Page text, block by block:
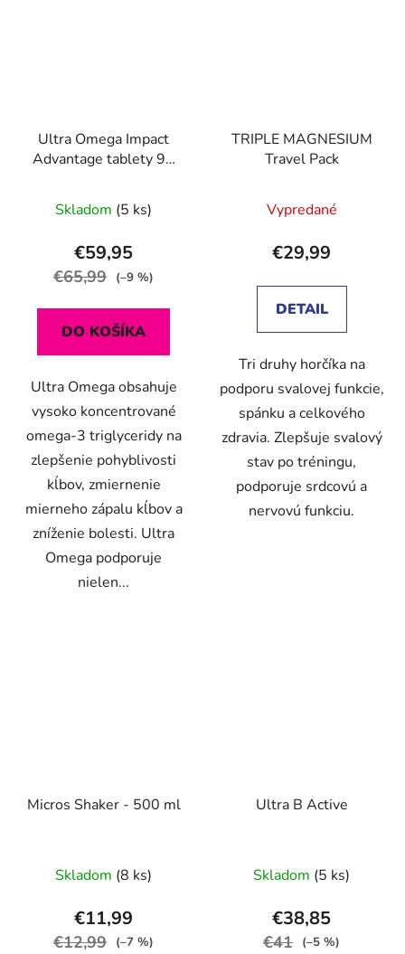
Ultra Omega Impact
Advantage tablety 90
Skladom (5 ks)
€59,95
€65,99 (–9 %)
DO KOŠÍKA
Ultra Omega obsahuje
vysoko koncentrované
omega-3 triglyceridy na
zlepšenie pohyblivosti
kĺbov, zmiernenie
mierneho zápalu kĺbov a
zníženie bolesti. Ultra
Omega podporuje
nielen...
TRIPLE MAGNESIUM
Travel Pack
Vypredané
€29,99
DETAIL
Tri druhy horčíka na
podporu svalovej funkcie,
spánku a celkového
zdravia. Zlepšuje svalový
stav po tréningu,
podporuje srdcovú a
nervovú funkciu.
Micros Shaker - 500 ml
Skladom (8 ks)
€11,99
€12,99 (–7 %)
Ultra B Active
Skladom (5 ks)
€38,85
€41 (–5 %)